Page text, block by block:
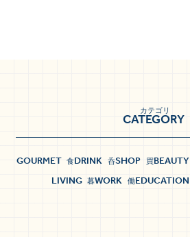
CATEGORY
カテゴリ
GOURMET 食DRINK 呑SHOP 買BEAUTY
LIVING 暮WORK 働EDUCATION